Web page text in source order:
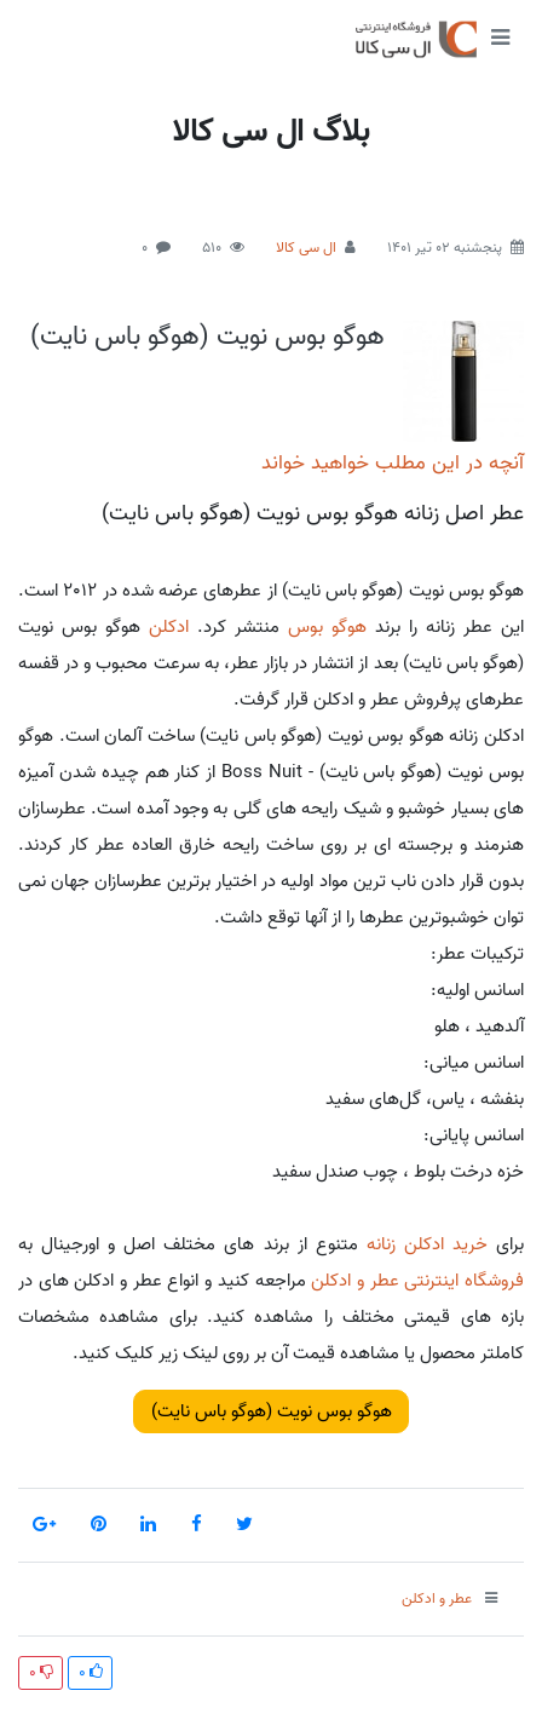
بلاگ ال سی کالا
پنجشنبه 02 تیر 1401 ال سی کالا 510
0
هوگو بوس نویت (هوگو باس نایت)
آنچه در این مطلب خواهید خواند
عطر اصل زنانه هوگو بوس نویت (هوگو باس نایت)
هوگو بوس نویت (هوگو باس نایت) از عطرهای عرضه شده در 2012 است.
این عطر زنانه را برند هوگو بوس منتشر کرد. ادکلن هوگو بوس نویت
(هوگو باس نایت) بعد از انتشار در بازار عطر، به سرعت محبوب و در قفسه
عطرهای پرفروش عطر و ادکلن قرار گرفت.
ادکلن زنانه هوگو بوس نویت (هوگو باس نایت) ساخت آلمان است. هوگو
بوس نویت (هوگو باس نایت) - Boss Nuit از کنار هم چیده شدن آمیزه
های بسیار خوشبو و شیک رایحه های گلی به وجود آمده است. عطرسازان
هنرمند و برجسته ای بر روی ساخت رایحه خارق العاده عطر کار کردند.
بدون قرار دادن ناب ترین مواد اولیه در اختیار برترین عطرسازان جهان نمی
توان خوشبوترین عطرها را از آنها توقع داشت.
ترکیبات عطر:
اسانس اولیه:
آلدهید ، هلو
اسانس میانی:
بنفشه ، یاس، گل‌های سفید
اسانس پایانی:
خزه درخت بلوط ، چوب صندل سفید
برایخرید ادکلن زنانه متنوع از برند های مختلف اصل و اورجینال به
فروشگاه اینترنتی عطر و ادکلنمراجعه کنید و انواع عطر و ادکلن های در
بازه های قیمتی مختلف را مشاهده کنید. برای مشاهده مشخصات
کاملتر محصول یا مشاهده قیمت آن بر روی لینک زیر کلیک کنید.
هوگو بوس نویت (هوگو باس نایت)
عطر و ادکلن